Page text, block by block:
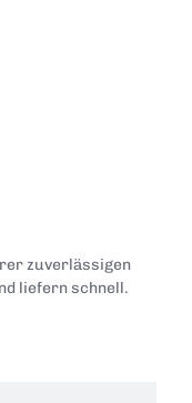
zuverlässigen
liefern schnell.